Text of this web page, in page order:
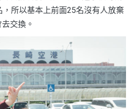
所以基本上前面25名沒有人放棄
交換。